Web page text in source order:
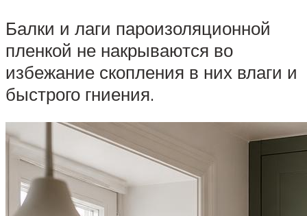
Балки и лаги пароизоляционной
пленкой не накрываются во
избежание скопления в них влаги и
быстрого гниения.